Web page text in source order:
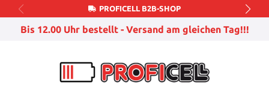
Zum Hauptinhalt springenPROFICELL B2B-SHOP
Bis 12.00 Uhr bestellt - Versand am gleichen Tag!!!